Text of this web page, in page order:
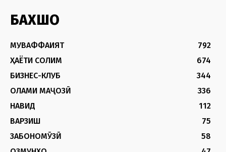
БАХШҲО
МУВАФФАҚИЯТ
792
ҲАЁТИ СОЛИМ
674
БИЗНЕС-КЛУБ
344
ОЛАМИ МАҶОЗӢ
336
НАВИД
112
ВАРЗИШ
75
ЗАБОНОМӮЗӢ
58